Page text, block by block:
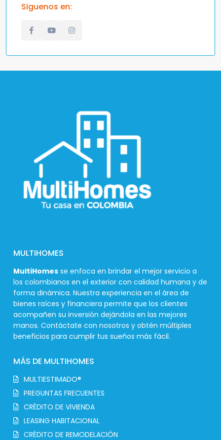
Siguenos en:
MULTIHOMES
MultiHomes se enfoca en brindar el mejor servicio a
los colombianos en el exterior con calidad humana y de
forma dinámica. Nuestra experiencia en el área de
bienes raíces y financiera permite que los clientes
acompañen su inversión dejándola en las mejores
manos. Contáctate con nosotros y obtén múltiples
beneficios para cumplir tus sueños más fácil.
MÁS DE MULTIHOMES
MULTIESTIMADO®
PREGUNTAS FRECUENTES
CRÉDITO DE VIVIENDA
LEASING HABITACIONAL
CRÉDITO DE REMODELACIÓN